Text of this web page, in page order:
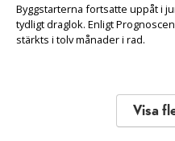
Byggstarterna fortsatte uppåt i
tydligt draglok. Enligt
stärkts i tolv månader i rad.
Visa